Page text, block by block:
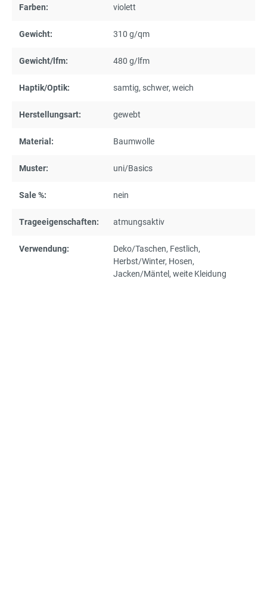
Farben: violett
Gewicht: 310 g/qm
Gewicht/lfm: 480 g/lfm
Haptik/Optik: samtig, schwer, weich
Herstellungsart: gewebt
Material: Baumwolle
Muster: uni/Basics
Sale %: nein
Trageeigenschaften: atmungsaktiv
Verwendung: Deko/Taschen, Festlich,
Herbst/Winter, Hosen,
Jacken/Mäntel, weite Kleidung